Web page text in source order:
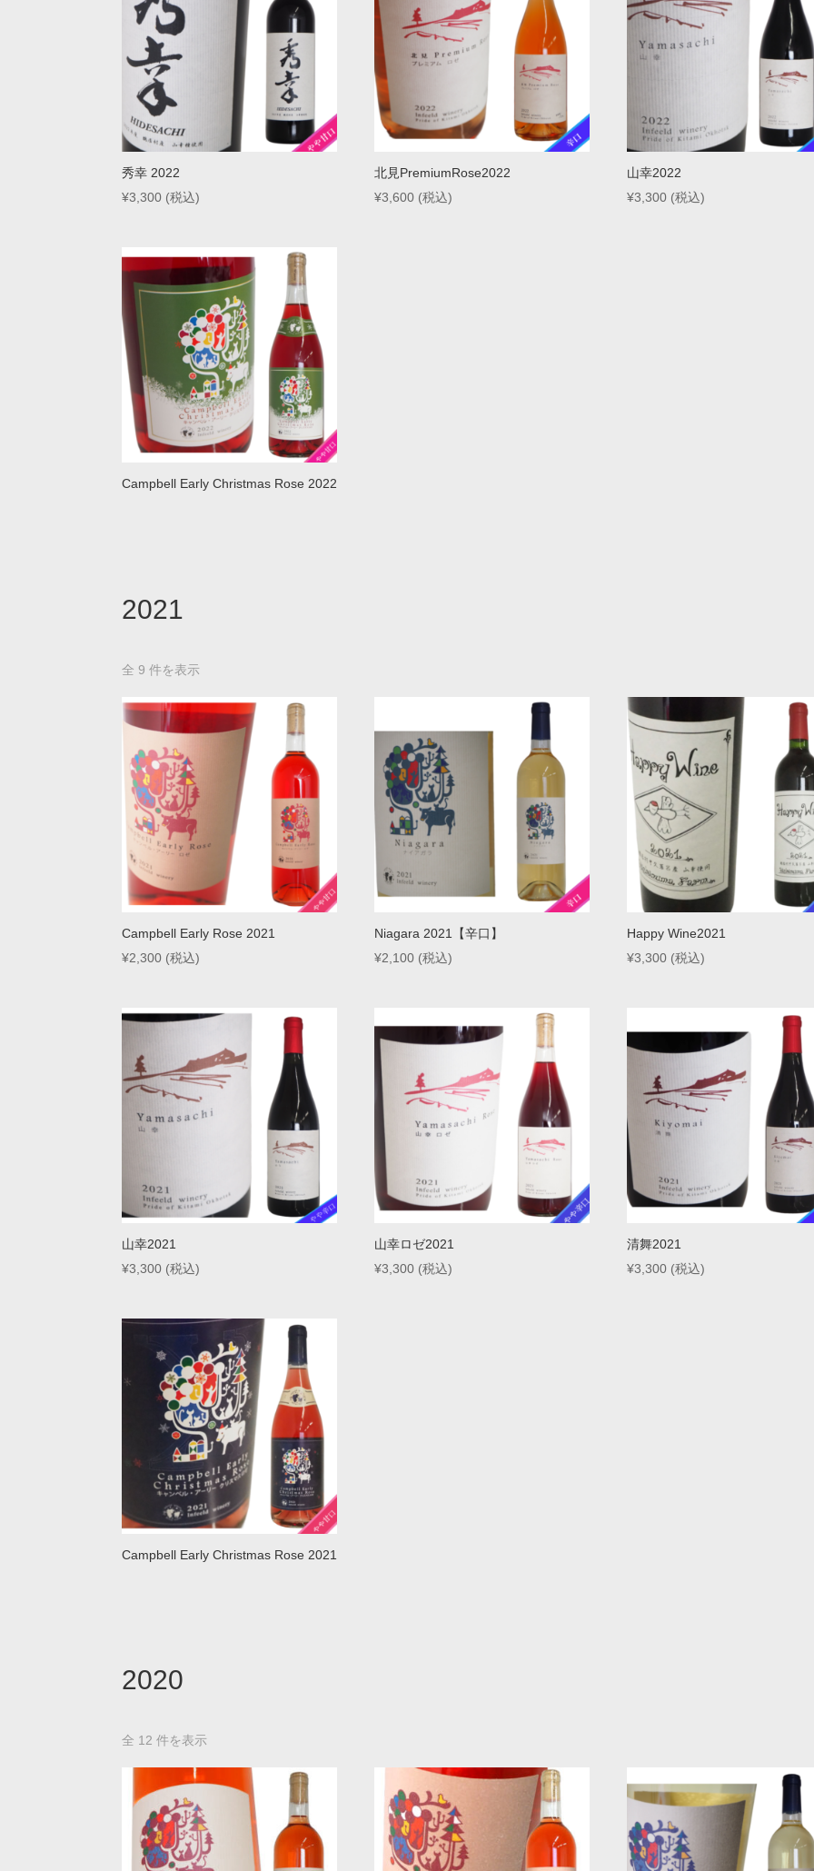
秀幸 2022
¥3,300 (税込)
北見PremiumRose2022
¥3,600 (税込)
山幸2022
¥3,300 (税込)
Campbell Early Christmas Rose 2022
2021
全 9 件を表示
Campbell Early Rose 2021
¥2,300 (税込)
Niagara 2021【辛口】
¥2,100 (税込)
Happy Wine2021
¥3,300 (税込)
山幸2021
¥3,300 (税込)
山幸ロゼ2021
¥3,300 (税込)
清舞2021
¥3,300 (税込)
Campbell Early Christmas Rose 2021
2020
全 12 件を表示